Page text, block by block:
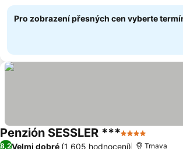
Pro zobrazení přesných cen vyberte
Penzión SESSLER ***4 Počet
8,2Velmi dobré (1 605 hodnocení) Trnava